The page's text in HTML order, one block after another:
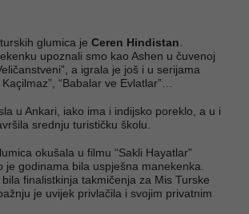
glumica je Ceren Hindistan
upoznali smo kao Ashen u čuvenoj
a igrala je još i u serijama
“Babalar ve Evlatlar”…
u Ankari, iako ima i indijsko poreklo, a u i
srednju turističku školu.
okušala u filmu “Sakli Hayatlar”
je godinama bila uspješna manekenka.
finalistkinja takmičenja za Mis Turske
je uvijek privlačila i svojim privatnim